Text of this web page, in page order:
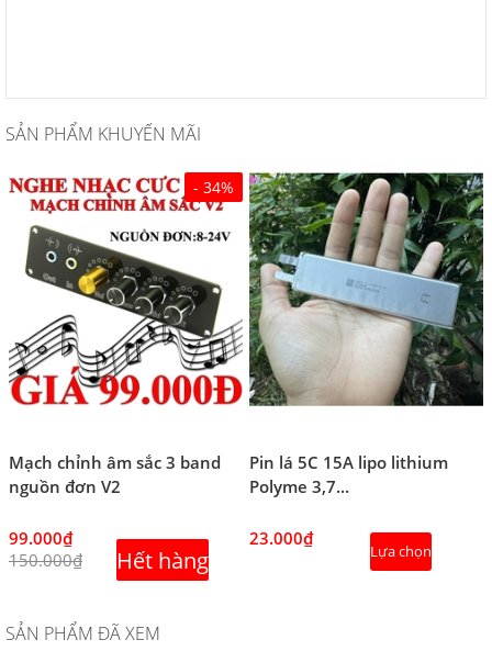
SẢN PHẨM KHUYẾN MÃI
- 34%
Mạch chỉnh âm sắc 3 band
nguồn đơn V2
99.000₫
150.000₫
Hết hàng
Pin lá 5C 15A lipo lithium
Polyme 3,7...
23.000₫
Lựa chọn
SẢN PHẨM ĐÃ XEM